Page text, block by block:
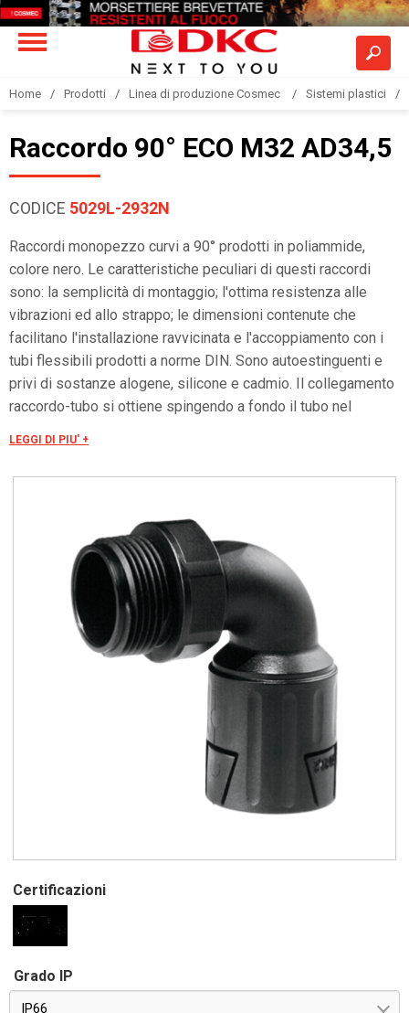
Home Prodotti Linea di produzione Cosmec Sistemi plastici
Raccordo 90° ECO M32 AD34,5
CODICE 5029L-2932N
Raccordi monopezzo curvi a 90° prodotti in poliammide,
colore nero. Le caratteristiche peculiari di questi raccordi
sono: la semplicità di montaggio; l'ottima resistenza alle
vibrazioni ed allo strappo; le dimensioni contenute che
facilitano l'installazione ravvicinata e l'accoppiamento con i
tubi flessibili prodotti a norme DIN. Sono autoestinguenti e
privi di sostanze alogene, silicone e cadmio. Il collegamento
raccordo-tubo si ottiene spingendo a fondo il tubo nel
conformità con le norme CEI EN 60423 (PG secondo DIN
LEGGI DI PIU' +
Certificazioni
Grado IP
IP66